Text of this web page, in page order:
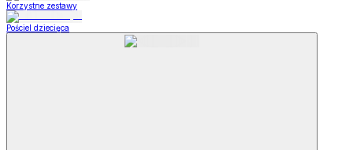
Korzystne zestawy
Pościel dziecięca